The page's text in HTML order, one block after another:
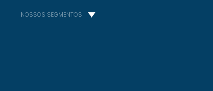
NOSSOS SEGMENTOS